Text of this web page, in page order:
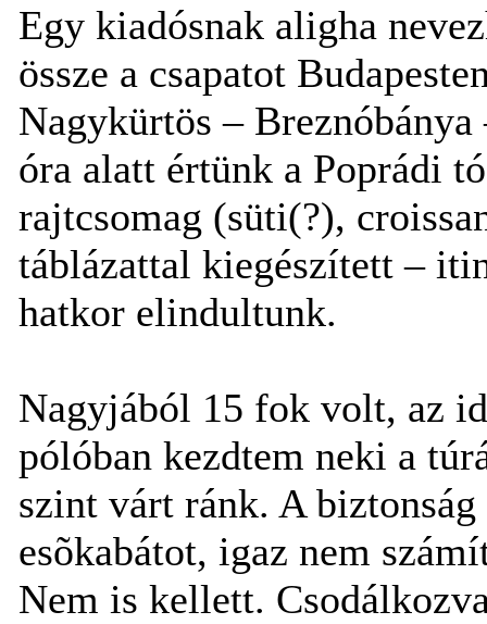
Egy kiadósnak aligha
össze a csapatot
Nagykürtös –
óra alatt értünk a Poprádi
rajtcsomag (süti(?),
táblázattal kiegészített –
hatkor elindultunk.
Nagyjából 15 fok volt, az
pólóban kezdtem neki a
szint várt ránk. A
esõkabátot, igaz nem
Nem is kellett.